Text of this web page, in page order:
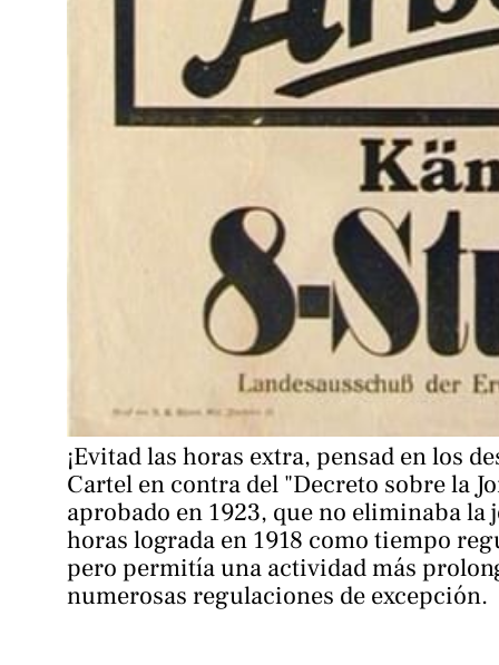
Cartel en contra del "Decreto sobre la
aprobado en 1923, que no eliminaba la
horas lograda en 1918 como tiempo
pero permitía una actividad más
numerosas regulaciones de excepción.